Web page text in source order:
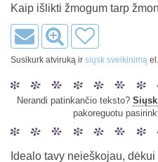
Kaip išlikti žmogum tarp
Susikurk atviruką ir siųsk sveikinimą
Nerandi patinkančio teksto?
pakoreguotu
Idealo tavy neieškojau,